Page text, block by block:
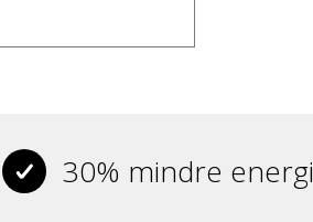
30% mindre energi